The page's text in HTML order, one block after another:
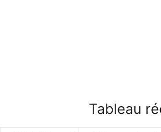
Tableau